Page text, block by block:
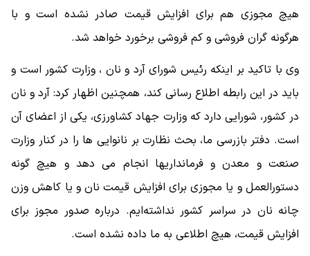
هیچ مجوزی هم برای افزایش قیمت صادر نشده است و با
هرگونه گران فروشی و کم فروشی برخورد خواهد شد.
وی با تاکید بر اینکه رئیس شورای آرد و نان ، وزارت کشور است و
باید در این رابطه اطلاع رسانی کند، همچنین اظهار کرد: آرد و نان
در کشور، شورایی دارد که وزارت جهاد کشاورزی، یکی از اعضای آن
است. دفتر بازرسی ما، بحث نظارت بر نانوایی ها را در کنار وزارت
صنعت و معدن و فرمانداریها انجام می دهد و هیچ گونه
دستورالعمل و یا مجوزی برای افزایش قیمت نان و یا کاهش وزن
چانه نان در سراسر کشور نداشته‌ایم. درباره صدور مجوز برای
افزایش قیمت، هیچ اطلاعی به ما داده نشده است.